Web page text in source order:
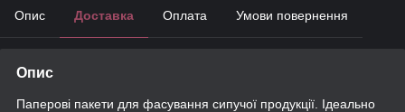
Опис Доставка Оплата Умови повернення
Опис
Паперові пакети для фасування сипучої продукції. Ідеально